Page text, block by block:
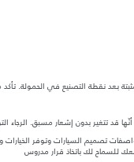
نقطة التصنيع في الحمولة.
قد تتغير بدون إشعار مسبق. الرجاء
تصميم السيارات وتوفر الخيارات
للسماح لك باتخاذ قرار مدروس